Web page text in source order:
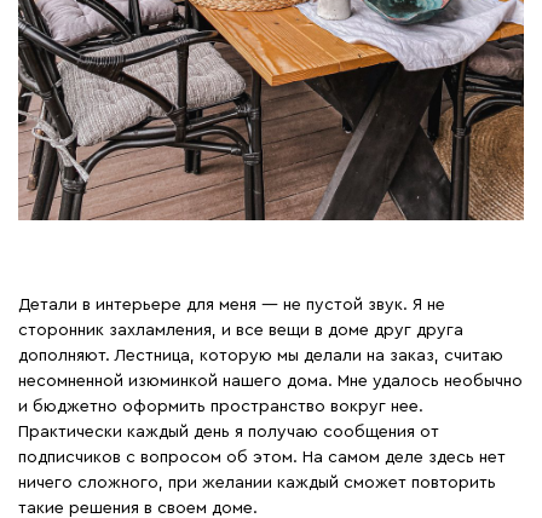
Детали в интерьере для меня — не пустой звук. Я не
сторонник захламления, и все вещи в доме друг друга
дополняют. Лестница, которую мы делали на заказ, считаю
несомненной изюминкой нашего дома. Мне удалось необычно
и бюджетно оформить пространство вокруг нее.
Практически каждый день я получаю сообщения от
подписчиков с вопросом об этом. На самом деле здесь нет
ничего сложного, при желании каждый сможет повторить
такие решения в своем доме.